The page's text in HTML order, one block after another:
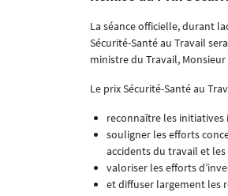
La séance officielle, durant
Sécurité-Santé au Travail
ministre du Travail, Monsieur
Le prix Sécurité-Santé au
reconnaître les initiatives
souligner les efforts
accidents du travail et
valoriser les efforts
et diffuser largement les